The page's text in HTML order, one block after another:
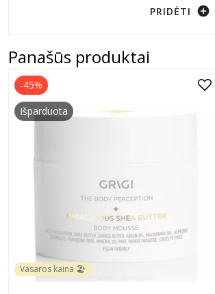
PRIDĖTI add_circle
Panašūs produktai
Vasaros kaina 🏖️
-45%
Išparduota